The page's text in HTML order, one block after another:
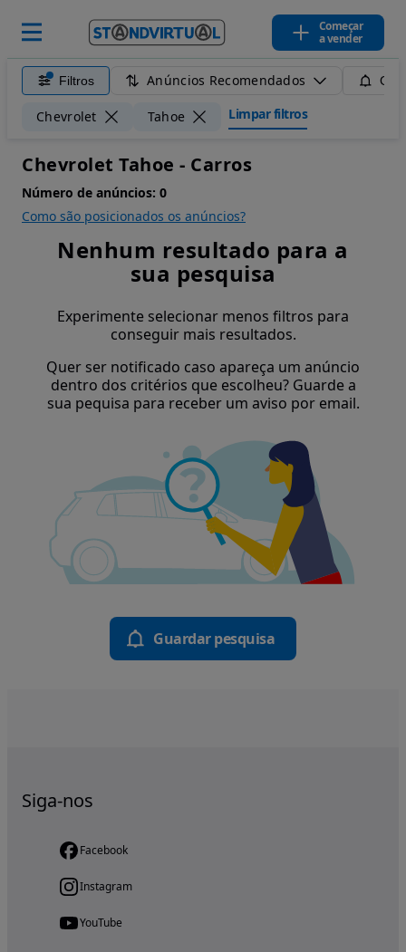
Começar
a vender
Filtros Anúncios Recomendados
Chevrolet Tahoe Limpar filtros
Chevrolet Tahoe - Carros
Número de anúncios: 0
Como são posicionados os anúncios?
Nenhum resultado para a
sua pesquisa
Experimente selecionar menos filtros para
conseguir mais resultados.
Quer ser notificado caso apareça um anúncio
dentro dos critérios que escolheu? Guarde a
sua pequisa para receber um aviso por email.
Guardar pesquisa
Siga-nos
Facebook
Instagram
YouTube